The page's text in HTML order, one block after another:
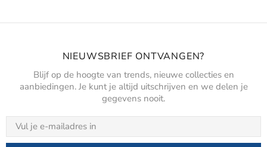
NIEUWSBRIEF ONTVANGEN?
Blijf op de hoogte van trends, nieuwe collecties en
aanbiedingen. Je kunt je altijd uitschrijven en we delen je
gegevens nooit.